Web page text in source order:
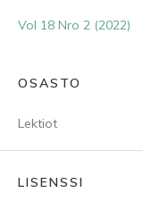
Vol 18 Nro 2 (2022)
OSASTO
Lektiot
LISENSSI